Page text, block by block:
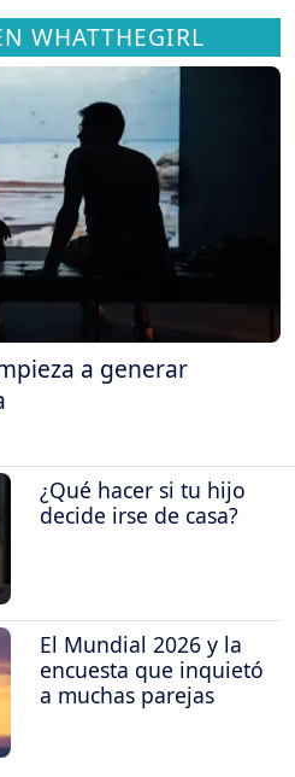
WHATTHEGIRL
a generar
¿Qué hacer si tu hijo
decide irse de casa?
El Mundial 2026 y la
encuesta que inquietó
a muchas parejas